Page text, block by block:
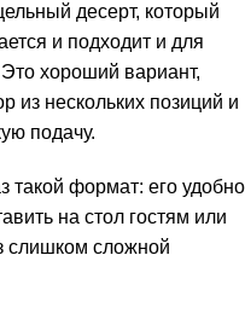
десерт, который
и подходит и для
хороший вариант,
из нескольких позиций и
подачу.
такой формат: его удобно
на стол гостям или
слишком сложной